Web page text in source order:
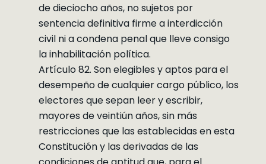
de dieciocho años, no sujetos por
sentencia definitiva firme a interdicción
civil ni a condena penal que lleve consigo
la inhabilitación política.
Artículo 82. Son elegibles y aptos para el
desempeño de cualquier cargo público, los
electores que sepan leer y escribir,
mayores de veintiún años, sin más
restricciones que las establecidas en esta
Constitución y las derivadas de las